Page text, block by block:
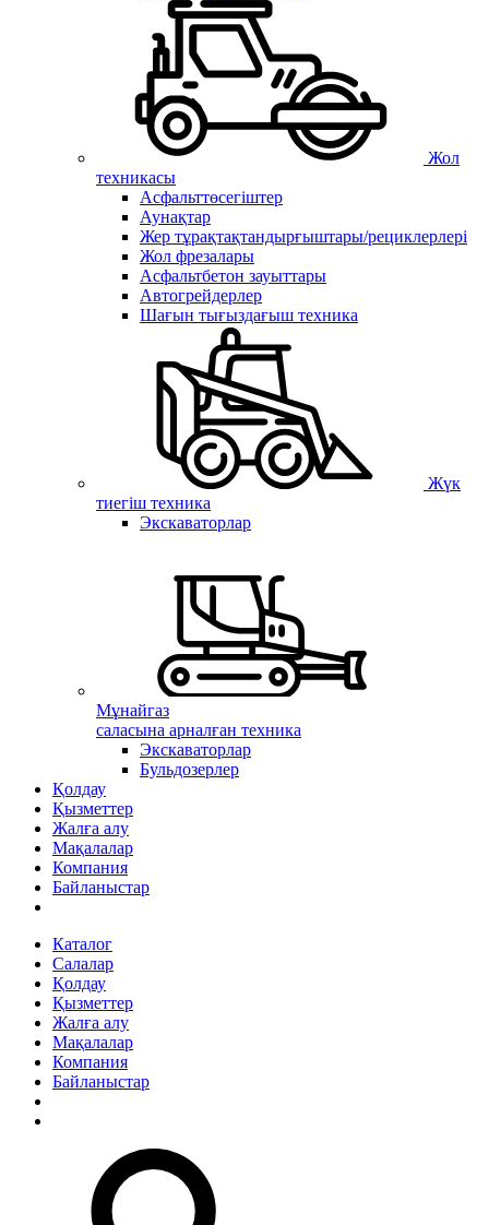
Жол
техникасы
Асфальттөсегіштер
Аунақтар
Жер тұрақтақтандырғыштары/рециклерлері
Жол фрезалары
Асфальтбетон зауыттары
Автогрейдерлер
Шағын тығыздағыш техника
Жүк
тиегіш техника
Экскаваторлар
Мұнайгаз
саласына арналған техника
Экскаваторлар
Бульдозерлер
Қолдау
Қызметтер
Жалға алу
Мақалалар
Компания
Байланыстар
Каталог
Салалар
Қолдау
Қызметтер
Жалға алу
Мақалалар
Компания
Байланыстар